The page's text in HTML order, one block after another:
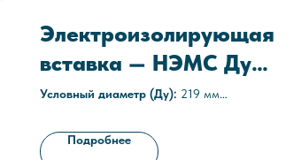
Электроизолирующая
вставка — НЭМС Ду
219
Условный диаметр (Ду): 219 мм
Рабочее давление:
Технические условия:
Подробнее